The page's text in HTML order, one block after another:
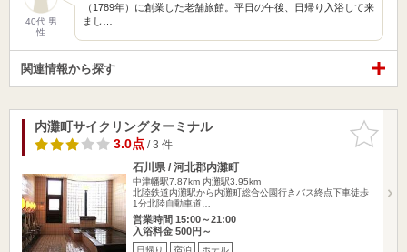
40代 男
性
（1789年）に創業した老舗旅館。平日の午後、日帰り入浴して来
まし…
関連情報から探す
お気に入
りに追加
内灘町サイクリングターミナル
3.0点/ 3 件
石川県 / 河北郡内灘町
中津幡駅7.87km 内灘駅3.95km
北陸鉄道内灘駅から内灘町総合公園行きバス終点下車徒歩
1分北陸自動車道…
営業時間 15:00～21:00
入浴料金 500円～
日帰り 宿泊 ホテル